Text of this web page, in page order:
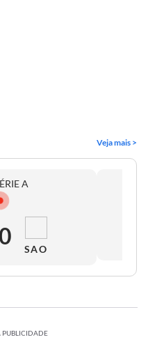
Veja mais >
A
SAO
PUBLICIDADE